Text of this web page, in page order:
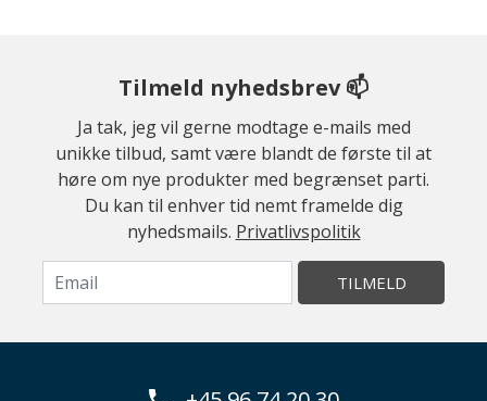
Tilmeld nyhedsbrev 📫
Ja tak, jeg vil gerne modtage e-mails med
unikke tilbud, samt være blandt de første til at
høre om nye produkter med begrænset parti.
Du kan til enhver tid nemt framelde dig
nyhedsmails. Privatlivspolitik
TILMELD